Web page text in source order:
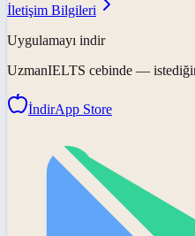
İletişim Bilgileri
Uygulamayı indir
UzmanIELTS cebinde —
İndirApp Store